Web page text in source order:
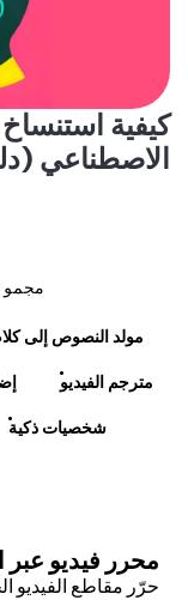
كيفية
الاصطناعي
مولد النصوص إلى
مترجم الفيديو
شخصيات ذكية
محرر فيديو عبر
حرّر مقاطع الفيديو